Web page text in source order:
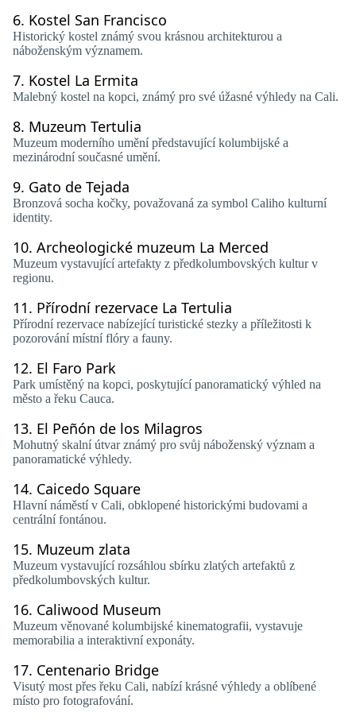
6. Kostel San Francisco
Historický kostel známý svou krásnou architekturou a
náboženským významem.
7. Kostel La Ermita
Malebný kostel na kopci, známý pro své úžasné výhledy na Cali.
8. Muzeum Tertulia
Muzeum moderního umění představující kolumbijské a
mezinárodní současné umění.
9. Gato de Tejada
Bronzová socha kočky, považovaná za symbol Caliho kulturní
identity.
10. Archeologické muzeum La Merced
Muzeum vystavující artefakty z předkolumbovských kultur v
regionu.
11. Přírodní rezervace La Tertulia
Přírodní rezervace nabízející turistické stezky a příležitosti k
pozorování místní flóry a fauny.
12. El Faro Park
Park umístěný na kopci, poskytující panoramatický výhled na
město a řeku Cauca.
13. El Peñón de los Milagros
Mohutný skalní útvar známý pro svůj náboženský význam a
panoramatické výhledy.
14. Caicedo Square
Hlavní náměstí v Cali, obklopené historickými budovami a
centrální fontánou.
15. Muzeum zlata
Muzeum vystavující rozsáhlou sbírku zlatých artefaktů z
předkolumbovských kultur.
16. Caliwood Museum
Muzeum věnované kolumbijské kinematografii, vystavuje
memorabilia a interaktivní exponáty.
17. Centenario Bridge
Visutý most přes řeku Cali, nabízí krásné výhledy a oblíbené
místo pro fotografování.